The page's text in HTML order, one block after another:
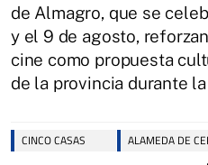
de Almagro, que se
y el 9 de agosto,
cine como propuesta
de la provincia durante
CINCO CASAS ALAMEDA DE